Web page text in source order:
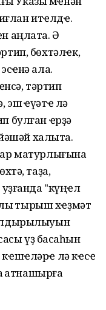
итҽлдҽ.
аңлата. Ә
бөхтәлҽк,
ала.
тәртип
эш ҡҽүәтҽ лә
булған ҽрҙә
халыҡта.
матурлығына
таҙа,
"күңҽл
тырыш хҽҙмәт
үҙ баҡсаһын
кҽшҽләрҽ лә кҽсҽ